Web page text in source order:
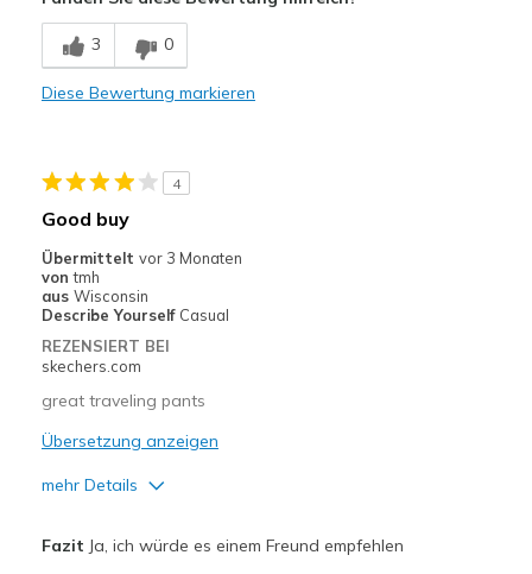
Comfortable
Durable
Travel
Width
Feels true to width
Sizing
3 0
Diese Bewertung markieren
4
Good buy
Übermittelt vor 3 Monaten
von tmh
aus Wisconsin
Describe Yourself Casual
REZENSIERT BEI
skechers.com
great traveling pants
Übersetzung anzeigen
mehr Details
Fazit Ja, ich würde es einem Freund empfehlen